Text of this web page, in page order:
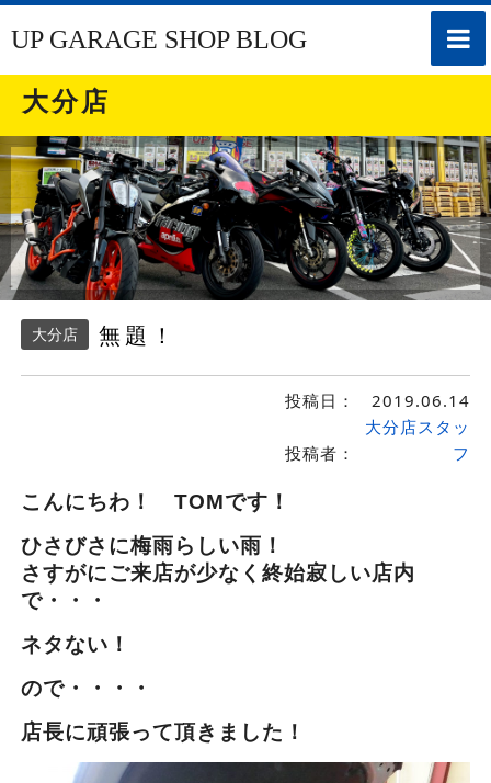
toggle
UP GARAGE SHOP BLOG
大分店
大分店 無題！
投稿日： 2019.06.14
投稿者：
大分店スタッ
フ
こんにちわ！ TOMです！
ひさびさに梅雨らしい雨！
さすがにご来店が少なく終始寂しい店内
で・・・
ネタない！
ので・・・・
店長に頑張って頂きました！